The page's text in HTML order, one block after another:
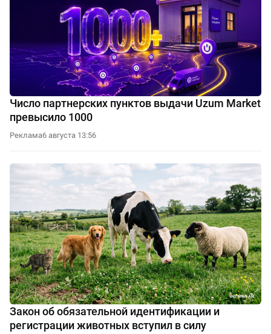
Число партнерских пунктов выдачи Uzum Market
превысило 1000
Реклама6 августа 13:56
Закон об обязательной идентификации и
регистрации животных вступил в силу